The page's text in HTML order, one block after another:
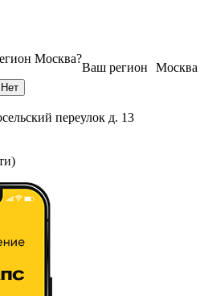
Москва
Ваш регион
Москва?
переулок д. 13